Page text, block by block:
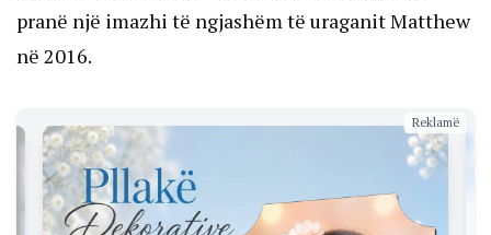
pranë një imazhi të ngjashëm të uraganit Matthew
në 2016.
Reklamë